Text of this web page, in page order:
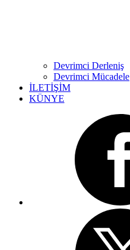
Devrimci Derleniş
Devrimci Mücadele
İLETİŞİM
KÜNYE